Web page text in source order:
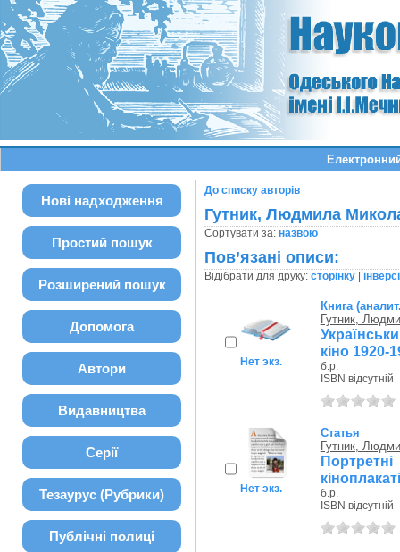
Нові надходження
Простий пошук
Розширений пошук
Допомога
Автори
Видавництва
Серії
Тезаурус (Рубрики)
Публічні полиці
До списку авторів
Гутник, Людмила
Сортувати за: назвою
Пов’язані описи:
Відібрати для друку: сторінку|
Нет экз.
Книга
Гутник,
кіно 1920-
б.р.
ISBN відсутній
Нет экз.
Статья
Гутник,
б.р.
ISBN відсутній